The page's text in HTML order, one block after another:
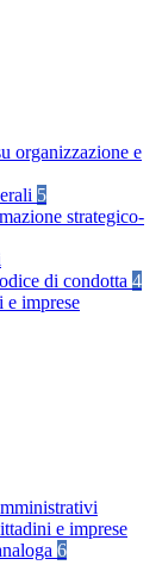
organizzazione e
5
strategico-
di condotta 4
imprese
e imprese
6